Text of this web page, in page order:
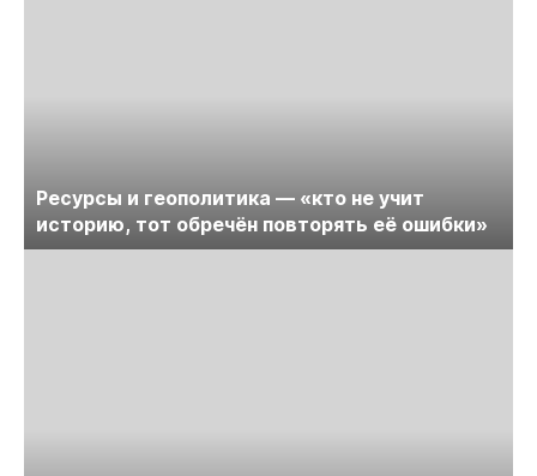
Ресурсы и геополитика — «кто не учит
историю, тот обречён повторять её ошибки»